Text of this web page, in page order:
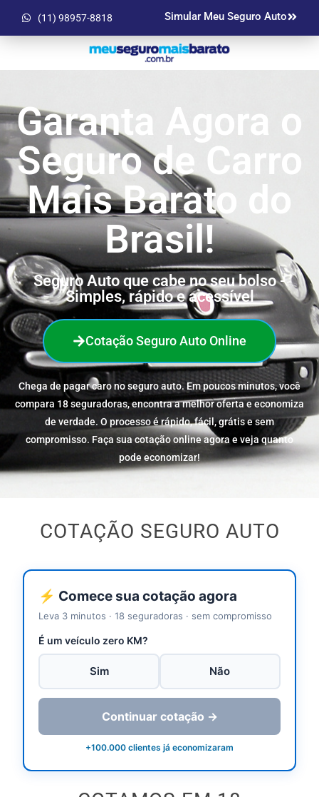
(11) 98957-8818 Simular Meu Seguro Auto
Garanta Agora o
Seguro de Carro
Mais Barato do
Brasil!
Seguro Auto que cabe no seu bolso -
Simples, rápido e acessível
Cotação Seguro Auto Online
Chega de pagar caro no seguro auto. Em poucos minutos, você
compara 18 seguradoras, encontra a melhor oferta e economiza
de verdade. O processo é rápido, fácil, grátis e sem
compromisso. Faça sua cotação online agora e veja quanto
pode economizar!
COTAÇÃO SEGURO AUTO
⚡ Comece sua cotação agora
Leva 3 minutos · 18 seguradoras · sem compromisso
É um veículo zero KM?
Sim Não
Continuar cotação →
+100.000 clientes já economizaram